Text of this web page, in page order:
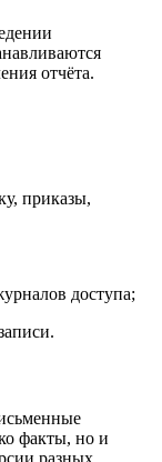
отчёта.
приказы,
доступа;
факты, но и
разных